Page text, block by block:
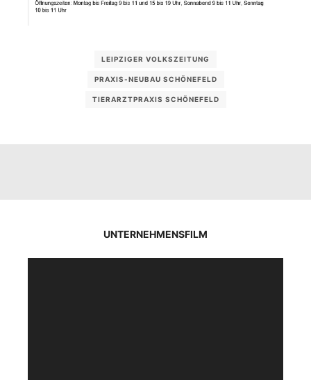
LEIPZIGER VOLKSZEITUNG
PRAXIS-NEUBAU SCHÖNEFELD
TIERARZTPRAXIS SCHÖNEFELD
UNTERNEHMENSFILM